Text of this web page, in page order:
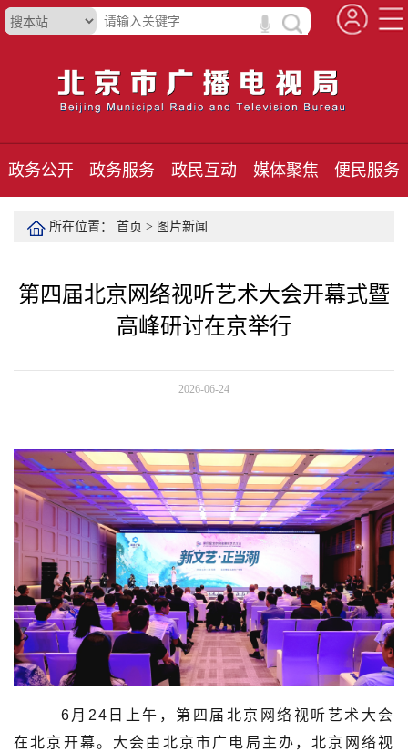
政务公开 政务服务 政民互动 媒体聚焦 便民服务
所在位置： 首页 > 图片新闻
第四届北京网络视听艺术大会开幕式暨
高峰研讨在京举行
2026-06-24
6月24日上午，第四届北京网络视听艺术大会
在北京开幕。大会由北京市广电局主办，北京网络视